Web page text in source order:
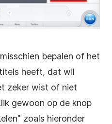
bepalen of het
heeft, dat wil
zeker wist of niet
gewoon op de knop
zoals hieronder